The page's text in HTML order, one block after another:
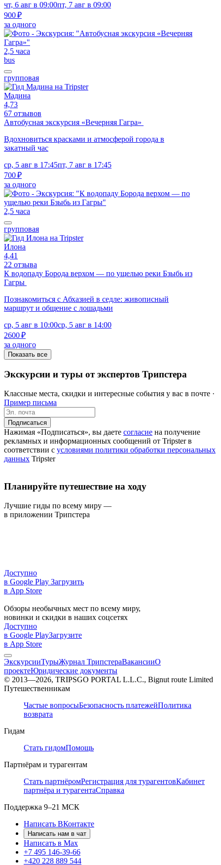
чт, 6 авг в 09:00пт, 7 авг в 09:00
900 ₽
за одного
2,5 часа
bus
групповая
Мадина
4,73
67 отзывов
Автобусная экскурсия «Вечерняя Гагра»
Вдохновиться красками и атмосферой города в
закатный час
ср, 5 авг в 17:45пт, 7 авг в 17:45
700 ₽
за одного
2,5 часа
групповая
Илона
4,41
22 отзыва
К водопаду Борода верхом — по ущелью реки Бзыбь из
Гагры
Познакомиться с Абхазией в седле: живописный
маршрут и общение с лошадьми
ср, 5 авг в 10:00ср, 5 авг в 14:00
2600 ₽
за одного
Показать все
Экскурсии и туры от экспертов Трипстера
Классные места, скидки и интересные события у вас в почте ·
Пример письма
Подписаться
Нажимая «Подписаться», вы даете согласие на получение
рекламных и информационных сообщений от Tripster в
соответствии c условиями политики обработки персональных
данных Tripster